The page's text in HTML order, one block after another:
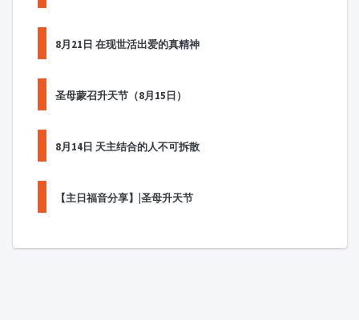
8月21日 在现世活出爱的真精神
圣母蒙召升天节（8月15日）
8月14日 天主结合的人不可拆散
【主日福音分享】|圣母升天节